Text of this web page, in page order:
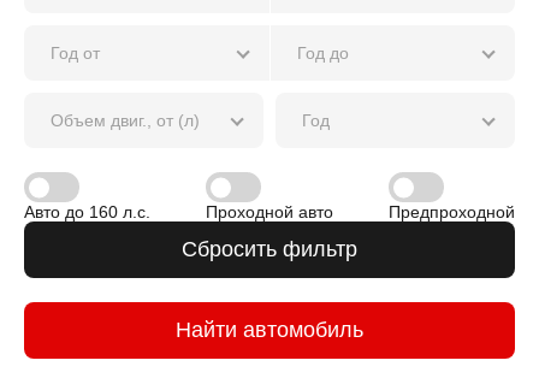
Год от Год до
Объем двиг., от (л) Год
Авто до 160 л.с. Проходной авто Предпроходной
Сбросить фильтр
Найти автомобиль